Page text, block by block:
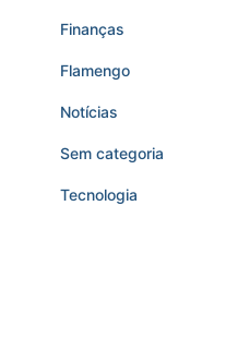
Finanças
Flamengo
Notícias
Sem categoria
Tecnologia